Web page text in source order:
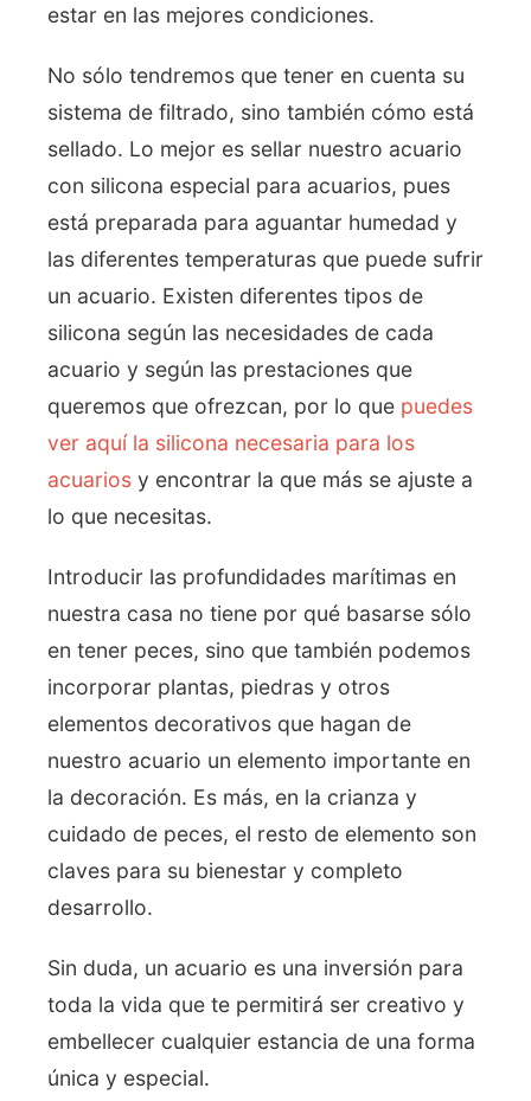
estar en las mejores condiciones.
No sólo tendremos que tener en cuenta su
sistema de filtrado, sino también cómo está
sellado. Lo mejor es sellar nuestro acuario
con silicona especial para acuarios, pues
está preparada para aguantar humedad y
las diferentes temperaturas que puede sufrir
un acuario. Existen diferentes tipos de
silicona según las necesidades de cada
acuario y según las prestaciones que
queremos que ofrezcan, por lo que puedes
ver aquí la silicona necesaria para los
acuarios y encontrar la que más se ajuste a
lo que necesitas.
Introducir las profundidades marítimas en
nuestra casa no tiene por qué basarse sólo
en tener peces, sino que también podemos
incorporar plantas, piedras y otros
elementos decorativos que hagan de
nuestro acuario un elemento importante en
la decoración. Es más, en la crianza y
cuidado de peces, el resto de elemento son
claves para su bienestar y completo
desarrollo.
Sin duda, un acuario es una inversión para
toda la vida que te permitirá ser creativo y
embellecer cualquier estancia de una forma
única y especial.